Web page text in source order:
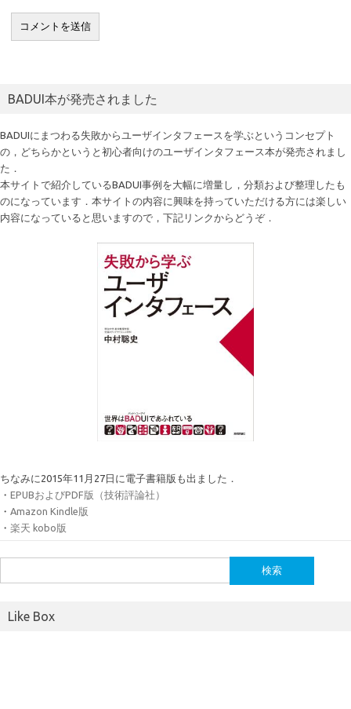
BADUI本が発売されました
BADUIにまつわる失敗からユーザインタフェースを学ぶというコンセプト
の，どちらかというと初心者向けのユーザインタフェース本が発売されまし
た．
本サイトで紹介しているBADUI事例を大幅に増量し，分類および整理したも
のになっています．本サイトの内容に興味を持っていただける方には楽しい
内容になっていると思いますので，下記リンクからどうぞ．
ちなみに2015年11月27日に電子書籍版も出ました．
・ EPUBおよびPDF版（技術評論社）
・ Amazon Kindle版
・ 楽天 kobo版
索:
Like Box